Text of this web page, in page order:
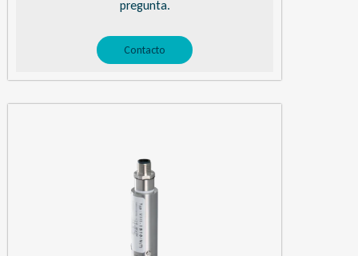
pregunta.
Contacto